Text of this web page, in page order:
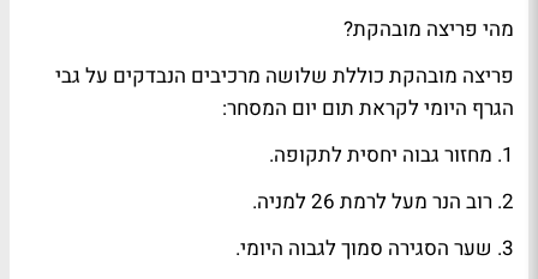
מהי פריצה מובהקת?
פריצה מובהקת כוללת שלושה מרכיבים הנבדקים על גבי
הגרף היומי לקראת תום יום המסחר:
1. מחזור גבוה יחסית לתקופה.
2. רוב הנר מעל לרמת 26 למניה.
3. שער הסגירה סמוך לגבוה היומי.